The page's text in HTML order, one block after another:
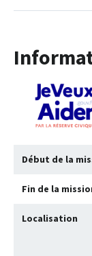
Début de la
Fin de la
Localisation